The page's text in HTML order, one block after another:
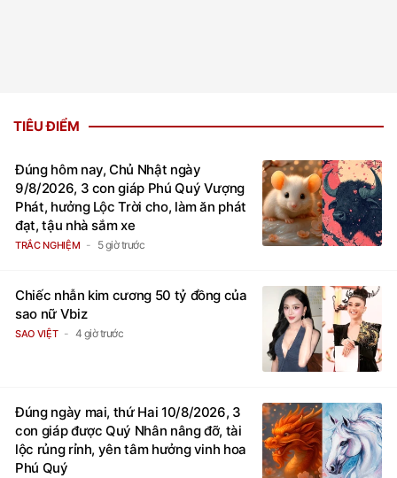
TIÊU ĐIỂM
Đúng hôm nay, Chủ Nhật ngày
9/8/2026, 3 con giáp Phú Quý Vượng
Phát, hưởng Lộc Trời cho, làm ăn phát
đạt, tậu nhà sắm xe
TRẮC NGHIỆM 5 giờ trước
Chiếc nhẫn kim cương 50 tỷ đồng của
sao nữ Vbiz
SAO VIỆT 4 giờ trước
Đúng ngày mai, thứ Hai 10/8/2026, 3
con giáp được Quý Nhân nâng đỡ, tài
lộc rủng rỉnh, yên tâm hưởng vinh hoa
Phú Quý